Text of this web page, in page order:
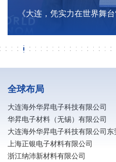
【开局“十五五” 咱们同心
媒”视频号
大连金普科工荟走进海外
深耕硬核科创，扎根大连
术经理人专项对接会
亮相夏季达沃斯！海外华
《大连，凭实力在世界舞
深耕科创联通东南亚｜陈
会期间胡志明市系列配套
深化辽港科创联动 共筑跨
外华昇座谈交流
《向新而进 乘势而上 大连
《大连民营经济高质量成
《落子未来：在中国经济
《MLCC需求缘何进入高
日头条》
上交会聚焦新质生产力：
筑牢安全防线 共建平安企
向阳而昇 跑出热爱 | 海外
筑牢安全防线 共建平安企
《电子｜AI浪潮下，
海外华昇应邀出席大连理
研学深耕结硕果 知行并进
破解转型难题！金普新区
ERT培训内容-风险点及应
海外华昇参加 “十五五” 规
海外华昇荣获2026年信维
海外华昇受邀出席第四届
《2026年中国陶瓷电容器
国电子元件行业协会公众号
海外华昇亮相2026年
全球首个！电子浆料行业
辽宁省政府发展研究中心
海外华昇2026春季校园招
寻梦华昇 职赢未来｜海外
银企同心谋发展 金融赋
华昇考察交流
校企协同聚合力 人才赋能
转载《辽宁日报》报道：
春风如你 熠熠芳华｜海外
广发银行大连分行行长陈
量发展
转载《辽宁日报》 报道：
项冠军
电子浆料生产企业防静电
大连海外华昇与惠州宝顺
键原材料自主可控根基
招行大连分行与海外华昇
转载《大连日报》报道：记
凝心聚力启新程 海外华昇
全球布局
大连海外华昇电子科技有限公司
华昇电子材料（无锡）有限公司
大连海外华昇电子科技有限公司东
上海正银电子材料有限公司
浙江纳沛新材料有限公司